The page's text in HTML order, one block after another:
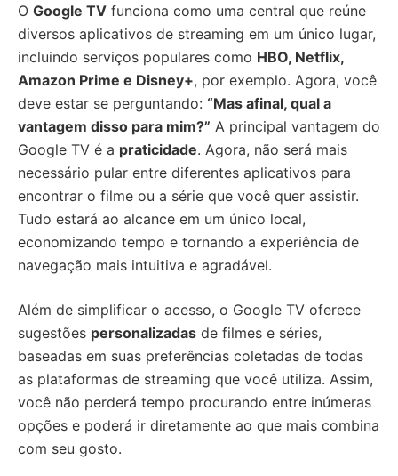
O Google TV funciona como uma central que reúne
diversos aplicativos de streaming em um único lugar,
incluindo serviços populares como HBO, Netflix,
Amazon Prime e Disney+, por exemplo. Agora, você
deve estar se perguntando: “Mas afinal, qual a
vantagem disso para mim?” A principal vantagem do
Google TV é a praticidade. Agora, não será mais
necessário pular entre diferentes aplicativos para
encontrar o filme ou a série que você quer assistir.
Tudo estará ao alcance em um único local,
economizando tempo e tornando a experiência de
navegação mais intuitiva e agradável.
Além de simplificar o acesso, o Google TV oferece
sugestões personalizadas de filmes e séries,
baseadas em suas preferências coletadas de todas
as plataformas de streaming que você utiliza. Assim,
você não perderá tempo procurando entre inúmeras
opções e poderá ir diretamente ao que mais combina
com seu gosto.